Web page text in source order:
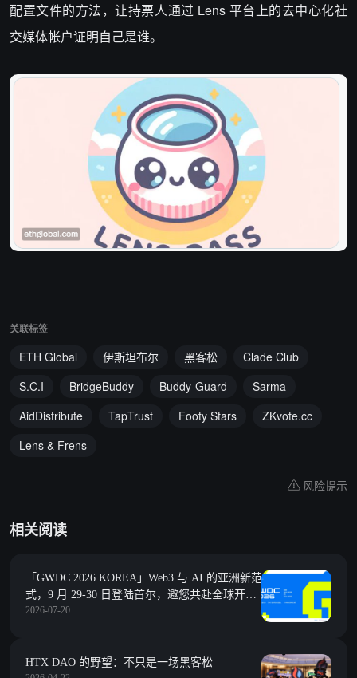
配置文件的方法，让持票人通过 Lens 平台上的去中心化社
交媒体帐户证明自己是谁。
关联标签
ETH Global 伊斯坦布尔 黑客松
Clade Club
S.C.I
BridgeBuddy Buddy-Guard
Sarma
AidDistribute
TapTrust Footy Stars
ZKvote.cc
Lens & Frens
风险提示
相关阅读
「GWDC 2026 KOREA」Web3 与 AI 的亚洲新范
式，9 月 29-30 日登陆首尔，邀您共赴全球开发
者巅峰盛宴
2026-07-20
HTX DAO 的野望：不只是一场黑客松